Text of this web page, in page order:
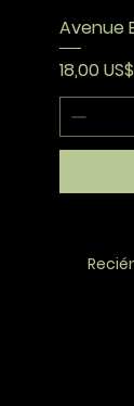
Avenue
Precio
18,00 US$